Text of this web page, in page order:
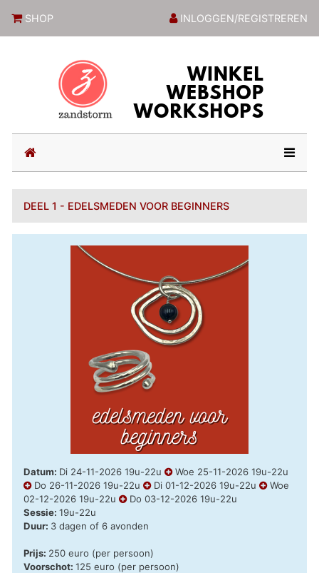
SHOP INLOGGEN/REGISTREREN
(current)
DEEL 1 - EDELSMEDEN VOOR BEGINNERS
Datum: Di 24-11-2026 19u-22u
Woe 25-11-2026 19u-22u
Do 26-11-2026 19u-22u
Di 01-12-2026 19u-22u
Woe
02-12-2026 19u-22u
Do 03-12-2026 19u-22u
Sessie:19u-22u
Duur: 3 dagen of 6 avonden
Prijs: 250 euro (per persoon)
Voorschot:125 euro (per persoon)